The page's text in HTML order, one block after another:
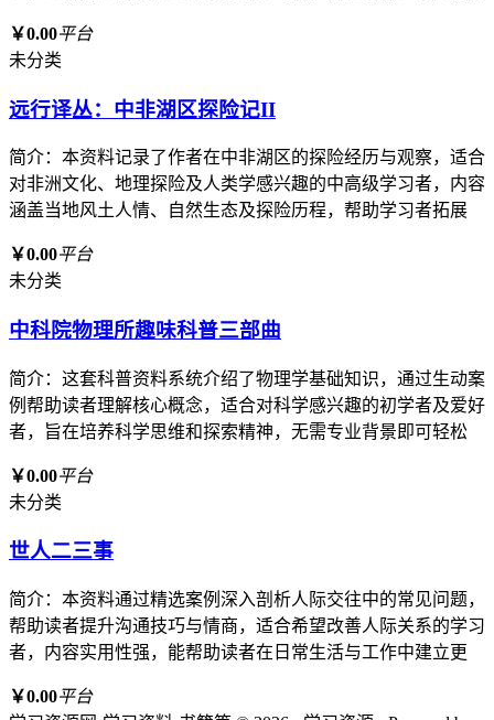
￥0.00平台
未分类
远行译丛：中非湖区探险记II
简介：本资料记录了作者在中非湖区的探险经历与观察，适合
对非洲文化、地理探险及人类学感兴趣的中高级学习者，内容
涵盖当地风土人情、自然生态及探险历程，帮助学习者拓展
￥0.00平台
未分类
中科院物理所趣味科普三部曲
简介：这套科普资料系统介绍了物理学基础知识，通过生动案
例帮助读者理解核心概念，适合对科学感兴趣的初学者及爱好
者，旨在培养科学思维和探索精神，无需专业背景即可轻松
￥0.00平台
未分类
世人二三事
简介：本资料通过精选案例深入剖析人际交往中的常见问题，
帮助读者提升沟通技巧与情商，适合希望改善人际关系的学习
者，内容实用性强，能帮助读者在日常生活与工作中建立更
￥0.00平台